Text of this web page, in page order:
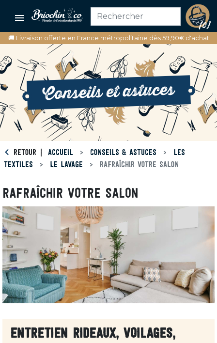

(0)
🚚 Livraison offerte en France métropolitaine dès 59,90€ d'achat
Conseils et astuces
RETOUR ACCUEIL CONSEILS & ASTUCES
LES
TEXTILES
LE LAVAGE RAFRAÎCHIR VOTRE SALON
RAFRAÎCHIR VOTRE SALON
ENTRETIEN RIDEAUX, VOILAGES,